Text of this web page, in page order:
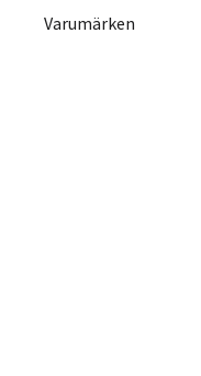
Varumärken